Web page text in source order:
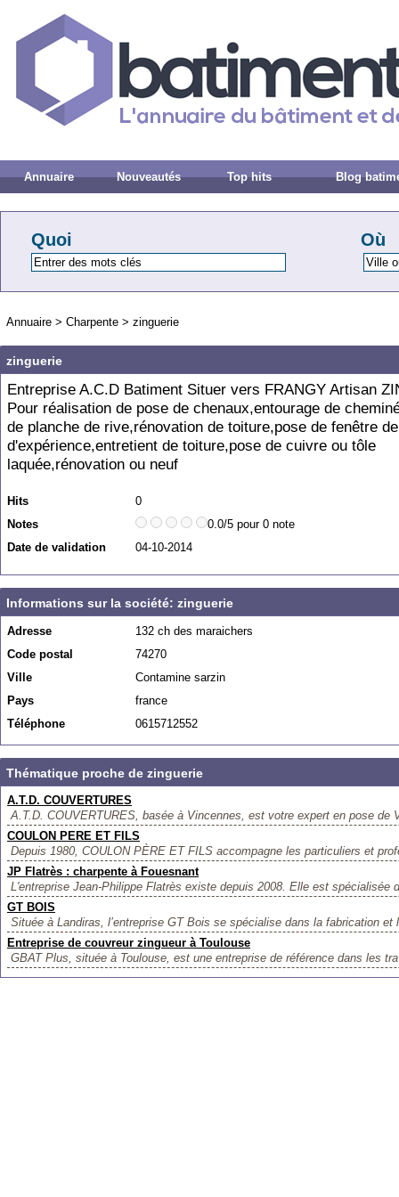
Annuaire Nouveautés Top hits Blog
Quoi Où
Annuaire > Charpente > zinguerie
zinguerie
Entreprise A.C.D Batiment Situer vers FRANGY Artisan
Pour réalisation de pose de chenaux,entourage de
de planche de rive,rénovation de toiture,pose de fenêtre
d'expérience,entretient de toiture,pose de cuivre ou tôle
laquée,rénovation ou neuf
Hits
0
Notes
0.0/5 pour 0 note
Date de validation
04-10-2014
Informations sur la société: zinguerie
Adresse
132 ch des maraichers
Code postal
74270
Ville
Contamine sarzin
Pays
france
Téléphone
0615712552
Thématique proche de zinguerie
A.T.D. COUVERTURES
A.T.D. COUVERTURES, basée à Vincennes, est votre expert en pose de
COULON PERE ET FILS
Depuis 1980, COULON PÈRE ET FILS accompagne les particuliers et
JP Flatrès : charpente à Fouesnant
L'entreprise Jean-Philippe Flatrès existe depuis 2008. Elle est spécialisée
GT BOIS
Située à Landiras, l’entreprise GT Bois se spécialise dans la fabrication et
Entreprise de couvreur zingueur à Toulouse
GBAT Plus, située à Toulouse, est une entreprise de référence dans les